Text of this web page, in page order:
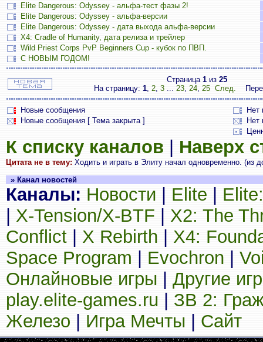
Elite Dangerous: Odyssey - альфа-тест фазы 2!
Elite Dangerous: Odyssey - альфа-версии
Elite Dangerous: Odyssey - дата выхода альфа-версии
X4: Cradle of Humanity, дата релиза и трейлер
Wild Priest Corps PvP Beginners Cup - кубок по ПВП.
С НОВЫМ ГОДОМ!
Страница 1из 25
На страницу: 1, 2, 3 ... 23, 24, 25 След.
Новые сообщения
Нет
Новые сообщения [ Тема закрыта ]
Нет
К списку каналов Наверх
Цитата не в тему: Ходить и играть в Элиту начал одновременно. (из
» Канал новостей
Каналы: Новости Elite
X-Tension/X-BTF
X2: The
Conflict
X Rebirth
X4:
Space Program
Evochron
Онлайновые игры
Другие
play.elite-games.ru
ЗВ 2:
Железо
Игра Мечты Сайт